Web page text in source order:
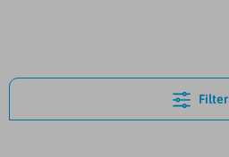
Filter